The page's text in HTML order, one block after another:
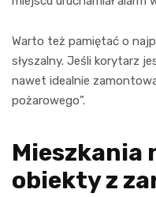
Warto też pamiętać o
słyszalny. Jeśli korytarz
nawet idealnie
pożarowego”.
Mieszkania
obiekty z